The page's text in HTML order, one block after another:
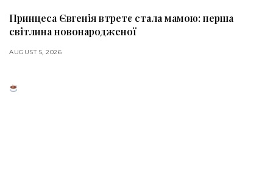
Принцеса Євгенія втретє стала мамою: перша
світлина новонародженої
AUGUST 5, 2026